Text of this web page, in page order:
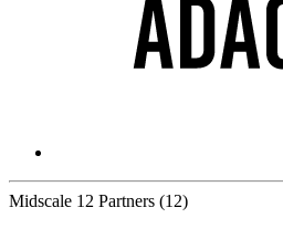
Midscale 12 Partners (12)